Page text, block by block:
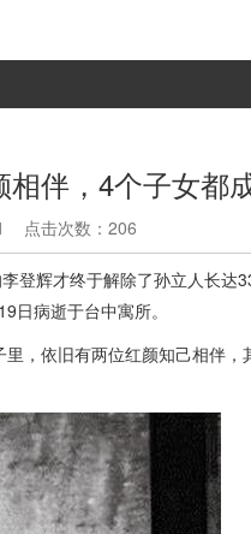
伴，4个子女都
点击次数：206
登辉才终于解除了孙立人长达
日病逝于台中寓所。
，依旧有两位红颜知己相伴